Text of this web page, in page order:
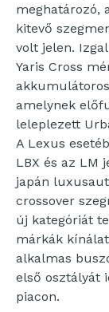
meghatározó,
kitevő
volt jelen.
Yaris Cross
amelynek
leleplezett
A Lexus
LBX és az LM
japán
crossover
új kategóriát
márkák
alkalmas
első osztályát
piacon.